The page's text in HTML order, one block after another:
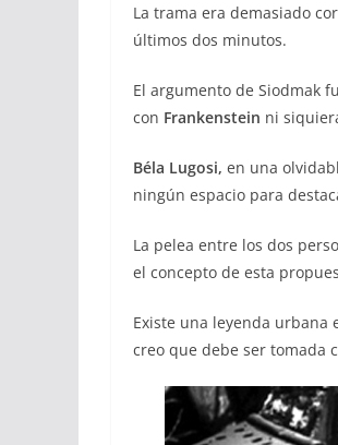
La trama era demasiado
últimos dos minutos.
El argumento de Siodmak
con Frankenstein ni
Béla Lugosi, en una
ningún espacio para
La pelea entre los dos
el concepto de esta
Existe una leyenda
creo que debe ser tomada